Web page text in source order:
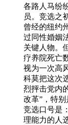
各路人马纷
员。竞选之
曾经的纽约
过同性婚姻
关键人物。
疗养院死亡
视为一次高
科莫把这次
烈抨击党内
改革”，特
竞选口号是
理能力的人